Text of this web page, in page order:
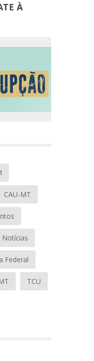
À
CAU-MT
Notícias
Federal
TCU